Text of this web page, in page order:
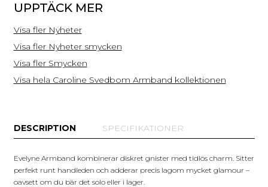
UPPTÄCK MER
Visa fler Nyheter
Visa fler Nyheter smycken
Visa fler Smycken
Visa hela Caroline Svedbom Armband kollektionen
DESCRIPTION SPECIFIKATIONER
Evelyne Armband kombinerar diskret gnister med tidlös charm. Sitter
perfekt runt handleden och adderar precis lagom mycket glamour –
oavsett om du bär det solo eller i lager.